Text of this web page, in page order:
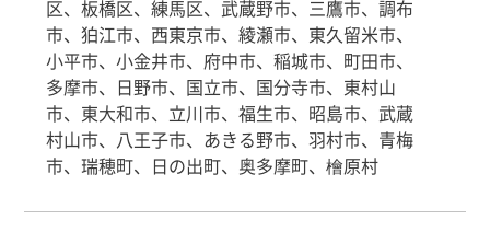
区、板橋区、練馬区、武蔵野市、三鷹市、調布
市、狛江市、西東京市、綾瀬市、東久留米市、
小平市、小金井市、府中市、稲城市、町田市、
多摩市、日野市、国立市、国分寺市、東村山
市、東大和市、立川市、福生市、昭島市、武蔵
村山市、八王子市、あきる野市、羽村市、青梅
市、瑞穂町、日の出町、奥多摩町、檜原村